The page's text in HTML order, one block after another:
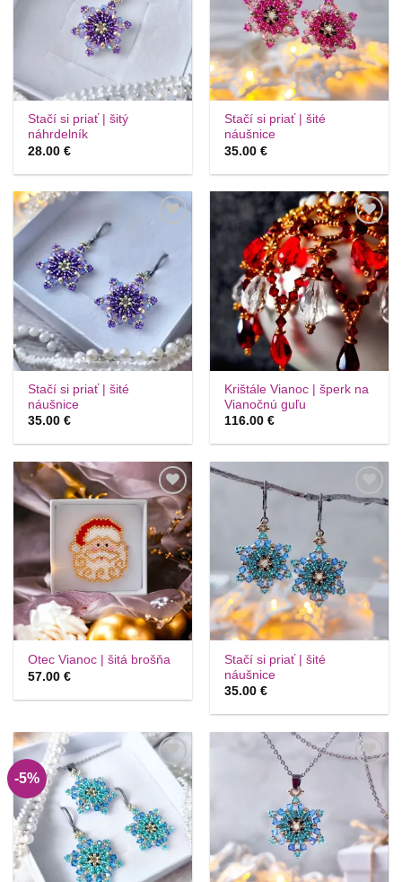
Stačí si priať | šitý
náhrdelník
28.00€
Stačí si priať | šité
náušnice
35.00€
krasotinku
si prosím
Stačí si priať | šité
náušnice
35.00€
Túto
krasotinku
si prosím
Krištále Vianoc | šperk na
Vianočnú guľu
116.00€
Túto
krasotinku
si prosím
Otec Vianoc | šitá brošňa
57.00€
Túto
Stačí si priať | šité
náušnice
35.00€
-5%
krasotinku
krasotinku
si prosím